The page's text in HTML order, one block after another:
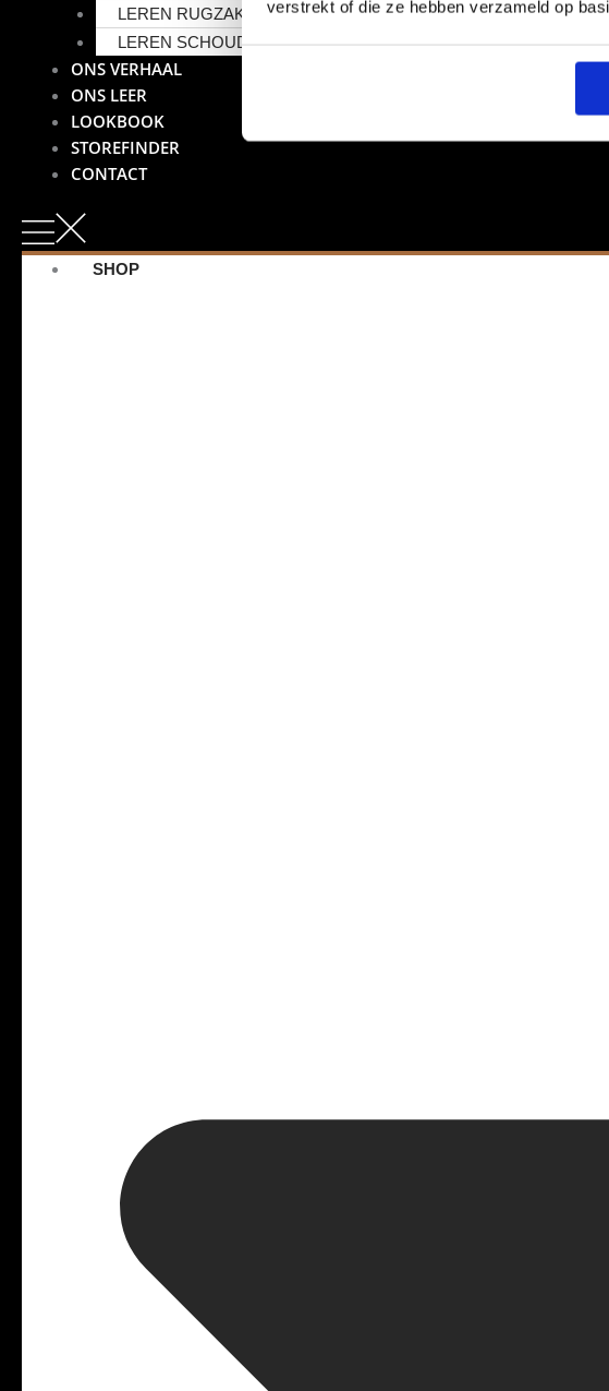
verstrekt of die ze hebben verzameld op
LEREN RUGZAK
LEREN SCHOUDERTAS
ONS VERHAAL
ONS LEER
LOOKBOOK
STOREFINDER
CONTACT
SHOP